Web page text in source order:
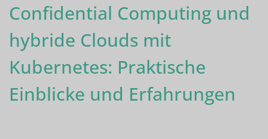
Confidential Computing und
hybride Clouds mit
Kubernetes: Praktische
Einblicke und Erfahrungen